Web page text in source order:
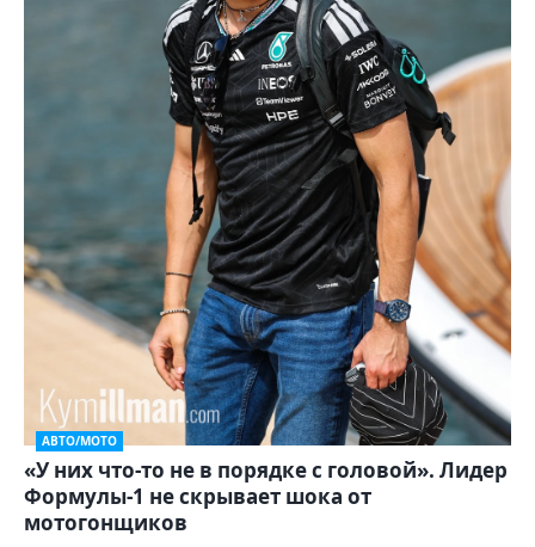
АВТО/МОТО
«У них что-то не в порядке с головой». Лидер
Формулы-1 не скрывает шока от
мотогонщиков